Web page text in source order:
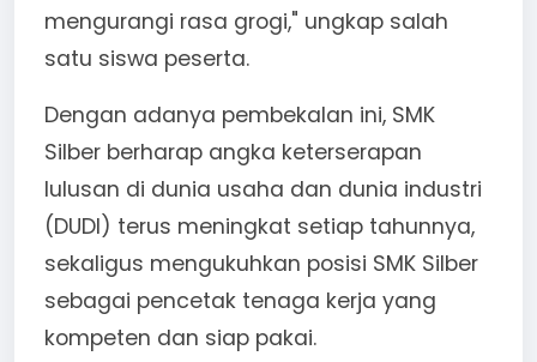
mengurangi rasa grogi," ungkap salah
satu siswa peserta.
Dengan adanya pembekalan ini, SMK
Silber berharap angka keterserapan
lulusan di dunia usaha dan dunia industri
(DUDI) terus meningkat setiap tahunnya,
sekaligus mengukuhkan posisi SMK Silber
sebagai pencetak tenaga kerja yang
kompeten dan siap pakai.